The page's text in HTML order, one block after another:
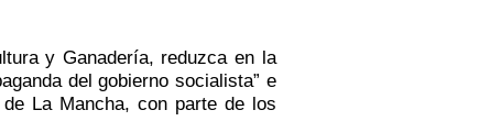
y Ganadería, reduzca en la
del gobierno socialista” e
La Mancha, con parte de los